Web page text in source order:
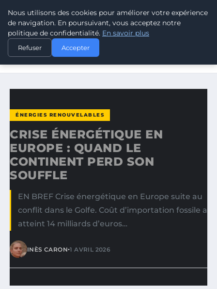
CLIMATE GUARDIAN
ACCUEIL
ÉNERGIES RENOUVELABLES
CRISE ÉNERGÉTIQUE EN EUROPE : QUAND LE CONTINENT
ÉNERGIES RENOUVELABLES
CRISE ÉNERGÉTIQUE EN
EUROPE : QUAND LE
CONTINENT PERD SON
SOUFFLE
EN BREF Crise énergétique en Europe suite au
conflit dans le Golfe. Coût d’importation fossile a
atteint 14 milliards d’euros…
INÈS CARON•1 AVRIL 2026
Nous utilisons des cookies pour améliorer votre expérience
de navigation. En poursuivant, vous acceptez notre
politique de confidentialité. En savoir plus
Refuser Accepter